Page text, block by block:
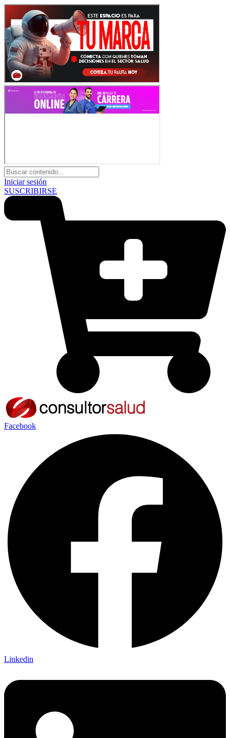
Iniciar sesión
SUSCRIBIRSE
Facebook
Linkedin